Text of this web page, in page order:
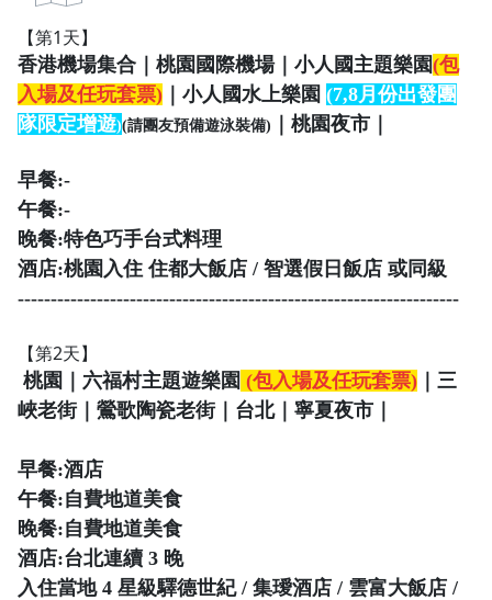
【第1天】
香港機場集合｜桃園國際機場｜小人國主題樂園(包
入場及任玩套票) ｜小人國水上樂園 (7,8月份出發團
隊限定增遊)(請團友預備遊泳裝備) ｜桃園夜市｜
早餐:-
午餐:-
晚餐:特色巧手台式料理
酒店:桃園入住 住都大飯店 / 智選假日飯店 或同級
-------------------------------------------------------------------
【第2天】
桃園｜六福村主題遊樂園 (包入場及任玩套票) ｜三
峽老街｜鶯歌陶瓷老街｜台北｜寧夏夜市｜
早餐:酒店
午餐:自費地道美食
晚餐:自費地道美食
酒店:台北連續 3 晚
入住當地 4 星級驛德世紀 / 集璦酒店 / 雲富大飯店 /